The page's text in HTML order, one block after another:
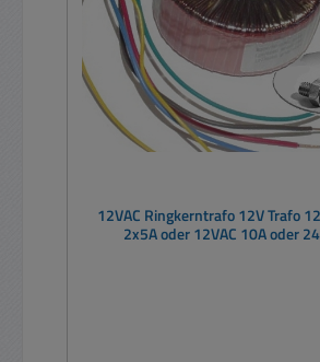
12VAC Ringkerntrafo 12V Trafo
2x5A oder 12VAC 10A oder